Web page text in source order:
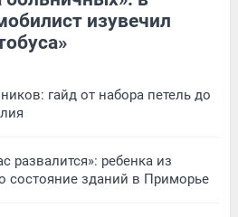
изувечил
гайд от набора петель до
развалится»: ребенка из
состояние зданий в Приморье